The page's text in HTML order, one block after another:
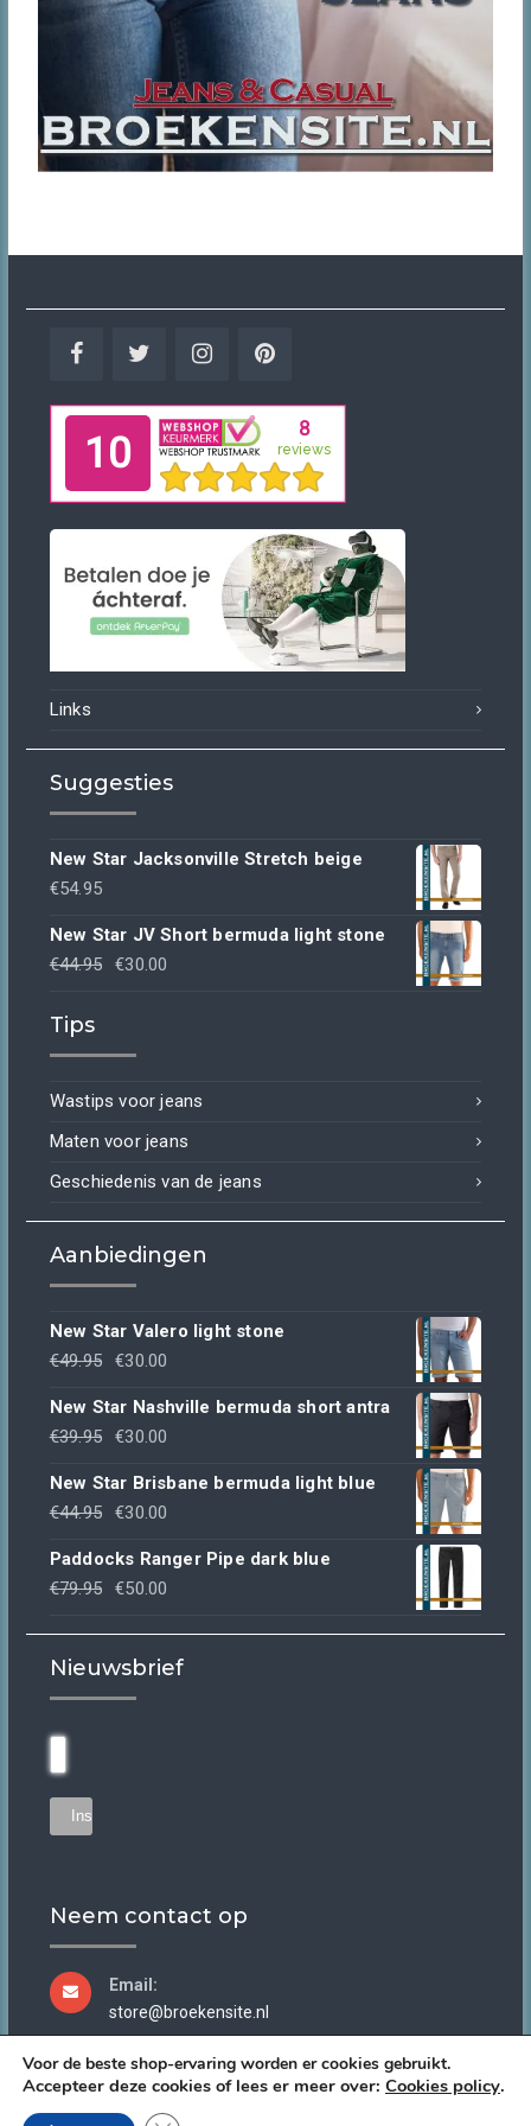
Links
Suggesties
New Star Jacksonville Stretch beige
€54.95
New Star JV Short bermuda light stone
€44.95
Oorspronkelijke
€44.95.
€30.00
Tips
Wastips voor jeans
Maten voor jeans
Geschiedenis van de jeans
Aanbiedingen
New Star Valero light stone
€49.95
Oorspronkelijke
was:
€49.95.
€30.00
is:
New Star Nashville bermuda short antra
€39.95
Oorspronkelijke
was:
€39.95.
€30.00
is:
New Star Brisbane bermuda light blue
€44.95
Oorspronkelijke
was:
€44.95.
€30.00
is:
Paddocks Ranger Pipe dark blue
€79.95
Oorspronkelijke
€79.95.
€50.00
€50.00.
Nieuwsbrief
Neem contact op
Email:
store@broekensite.nl
Copyright ©2026 Broekensite.nl. All rights reserved.
Voor de beste shop-ervaring worden er cookies gebruikt.
Accepteer deze cookies of lees er meer over: Cookies policy.